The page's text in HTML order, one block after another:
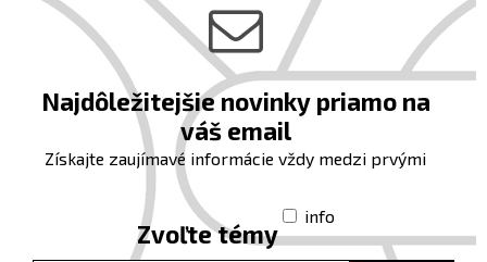
Najdôležitejšie novinky priamo na
váš email
Získajte zaujímavé informácie vždy medzi prvými
Zvoľte témy
info